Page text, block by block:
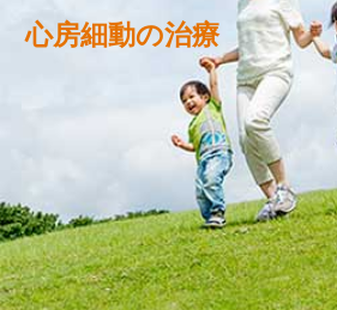
心房細動の治療